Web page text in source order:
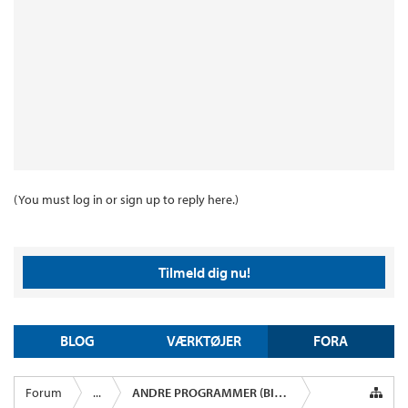
(You must log in or sign up to reply here.)
Tilmeld dig nu!
BLOG VÆRKTØJER FORA
Forum ... ANDRE PROGRAMMER (BIL, KREDITKORT M.M.)